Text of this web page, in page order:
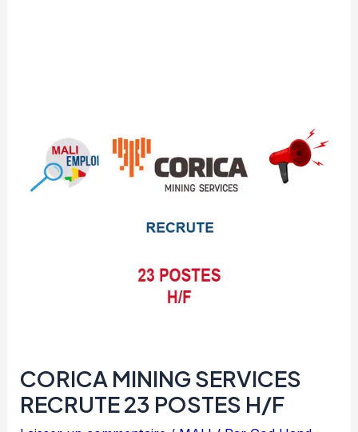
CORICA MINING SERVICES
RECRUTE 23 POSTES H/F